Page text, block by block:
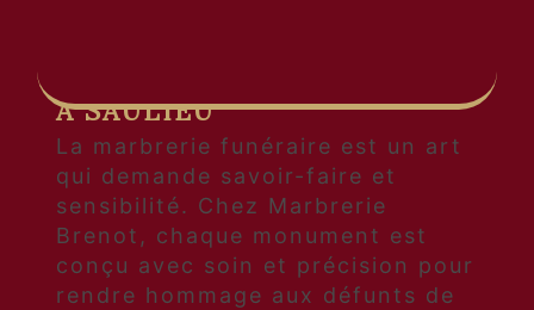
À SAULIEU
La marbrerie funéraire est un art
qui demande savoir-faire et
sensibilité. Chez Marbrerie
Brenot, chaque monument est
conçu avec soin et précision pour
rendre hommage aux défunts de